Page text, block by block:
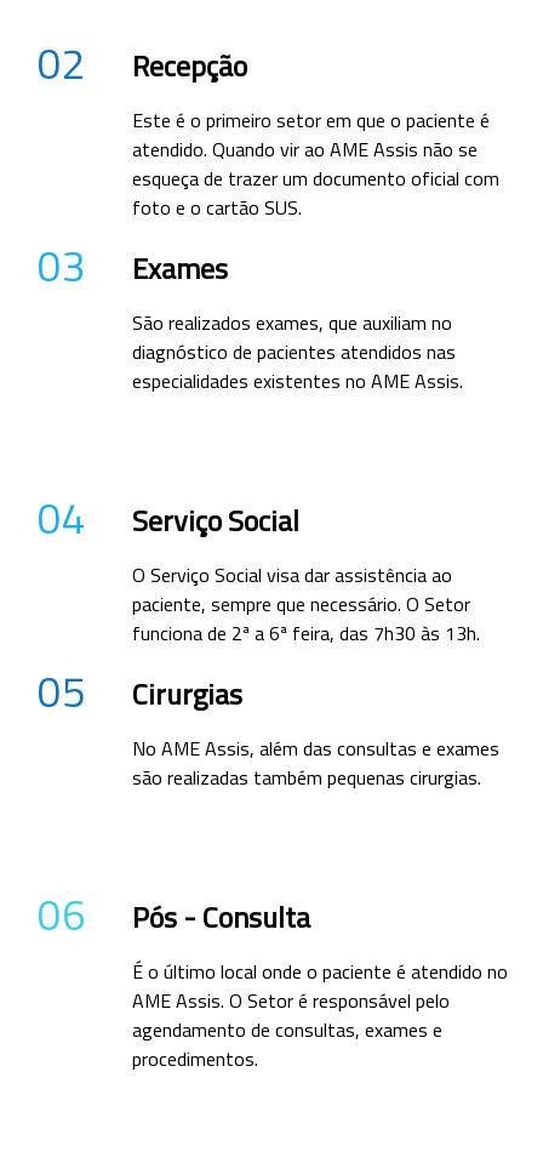
02 Recepção
Este é o primeiro setor em que o paciente é
atendido. Quando vir ao AME Assis não se
esqueça de trazer um documento oficial com
foto e o cartão SUS.
03 Exames
São realizados exames, que auxiliam no
diagnóstico de pacientes atendidos nas
especialidades existentes no AME Assis.
04 Serviço Social
O Serviço Social visa dar assistência ao
paciente, sempre que necessário. O Setor
funciona de 2ª a 6ª feira, das 7h30 às 13h.
05 Cirurgias
No AME Assis, além das consultas e exames
são realizadas também pequenas cirurgias.
06 Pós - Consulta
É o último local onde o paciente é atendido no
AME Assis. O Setor é responsável pelo
agendamento de consultas, exames e
procedimentos.